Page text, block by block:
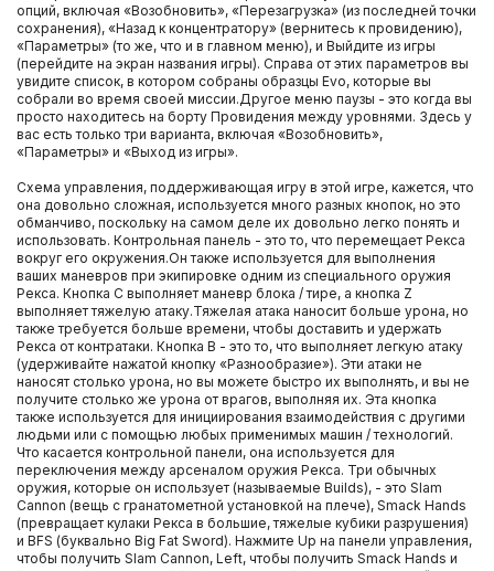
опций, включая «Возобновить», «Перезагрузка» (из последней точки
сохранения), «Назад к концентратору» (вернитесь к провидению),
«Параметры» (то же, что и в главном меню), и Выйдите из игры
(перейдите на экран названия игры). Справа от этих параметров вы
увидите список, в котором собраны образцы Evo, которые вы
собрали во время своей миссии.Другое меню паузы - это когда вы
просто находитесь на борту Провидения между уровнями. Здесь у
вас есть только три варианта, включая «Возобновить»,
«Параметры» и «Выход из игры».
Схема управления, поддерживающая игру в этой игре, кажется, что
она довольно сложная, используется много разных кнопок, но это
обманчиво, поскольку на самом деле их довольно легко понять и
использовать. Контрольная панель - это то, что перемещает Рекса
вокруг его окружения.Он также используется для выполнения
ваших маневров при экипировке одним из специального оружия
Рекса. Кнопка C выполняет маневр блока / тире, а кнопка Z
выполняет тяжелую атаку.Тяжелая атака наносит больше урона, но
также требуется больше времени, чтобы доставить и удержать
Рекса от контратаки. Кнопка B - это то, что выполняет легкую атаку
(удерживайте нажатой кнопку «Разнообразие»). Эти атаки не
наносят столько урона, но вы можете быстро их выполнять, и вы не
получите столько же урона от врагов, выполняя их. Эта кнопка
также используется для инициирования взаимодействия с другими
людьми или с помощью любых применимых машин / технологий.
Что касается контрольной панели, она используется для
переключения между арсеналом оружия Рекса. Три обычных
оружия, которые он использует (называемые Builds), - это Slam
Cannon (вещь с гранатометной установкой на плече), Smack Hands
(превращает кулаки Рекса в большие, тяжелые кубики разрушения)
и BFS (буквально Big Fat Sword). Нажмите Up на панели управления,
чтобы получить Slam Cannon, Left, чтобы получить Smack Hands и